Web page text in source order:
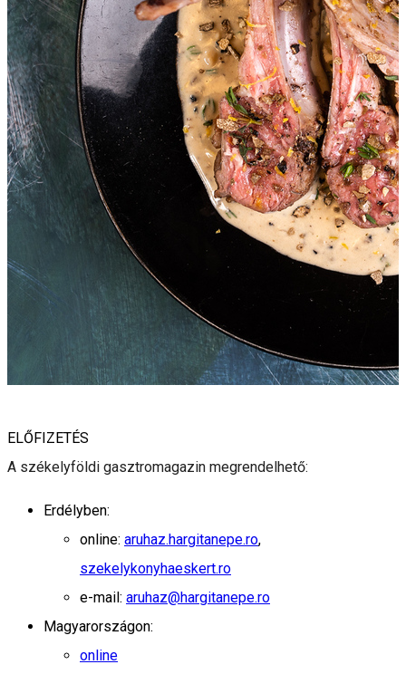
ELŐFIZETÉS
A székelyföldi gasztromagazin megrendelhető:
Erdélyben:
online: aruhaz.hargitanepe.ro,
szekelykonyhaeskert.ro
e-mail: aruhaz@hargitanepe.ro
Magyarországon:
online